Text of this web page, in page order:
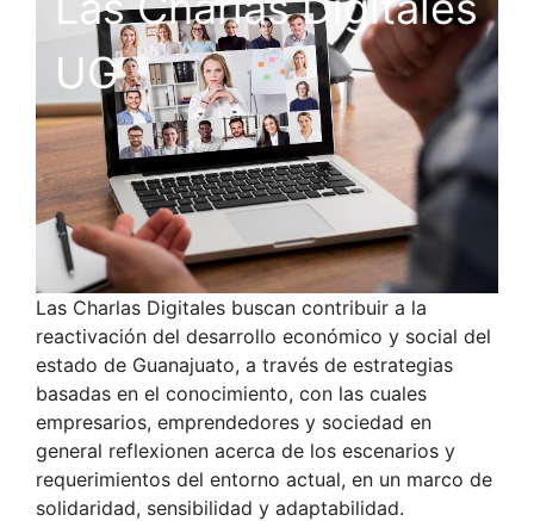
UG
Las Charlas Digitales buscan contribuir a la
reactivación del desarrollo económico y social del
estado de Guanajuato, a través de estrategias
basadas en el conocimiento, con las cuales
empresarios, emprendedores y sociedad en
general reflexionen acerca de los escenarios y
requerimientos del entorno actual, en un marco de
solidaridad, sensibilidad y adaptabilidad.